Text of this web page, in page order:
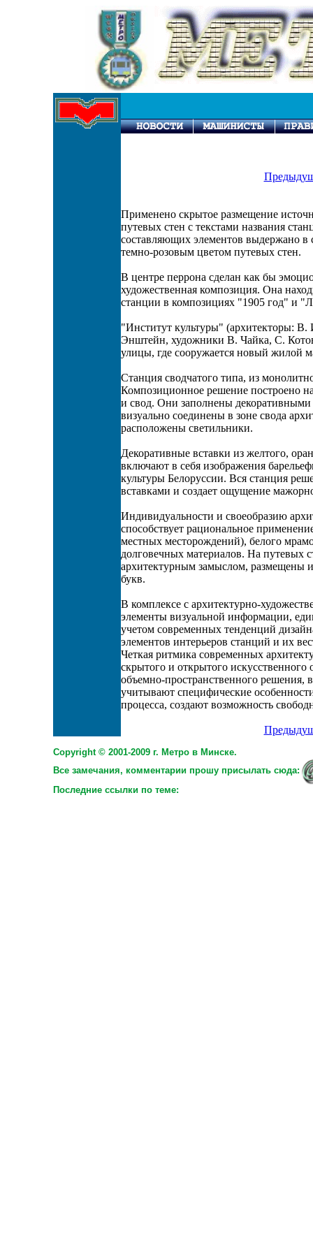
Применено скрытое размещение
путевых стен с текстами названия
составляющих элементов выдержано в
темно-розовым цветом путевых стен.
В центре перрона сделан как бы
художественная композиция. Она
станции в композициях "1905 год" и
"Институт культуры" (архитекторы:
Энштейн, художники В. Чайка, С.
улицы, где сооружается новый жилой
Станция сводчатого типа, из
Композиционное решение построено
и свод. Они заполнены
визуально соединены в зоне свода
расположены светильники.
Декоративные вставки из желтого,
включают в себя изображения
культуры Белоруссии. Вся станция
вставками и создает ощущение
Индивидуальности и своеобразию
способствует рациональное
местных месторождений), белого
долговечных материалов. На путевых
архитектурным замыслом, размещены
букв.
В комплексе с архитектурно-
элементы визуальной информации,
учетом современных тенденций
элементов интерьеров станций и их
Четкая ритмика современных
скрытого и открытого
объемно-пространственного решения,
учитывают специфические
процесса, создают возможность
Copyright © 2001-2009 г. Метро в Минске.
Все замечания, комментарии прошу присылать сюда:
Последние ссылки по теме: